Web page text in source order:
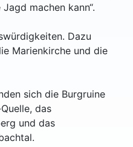
machen kann“.
Dazu
Marienkirche und die
sich die Burgruine
das
und das